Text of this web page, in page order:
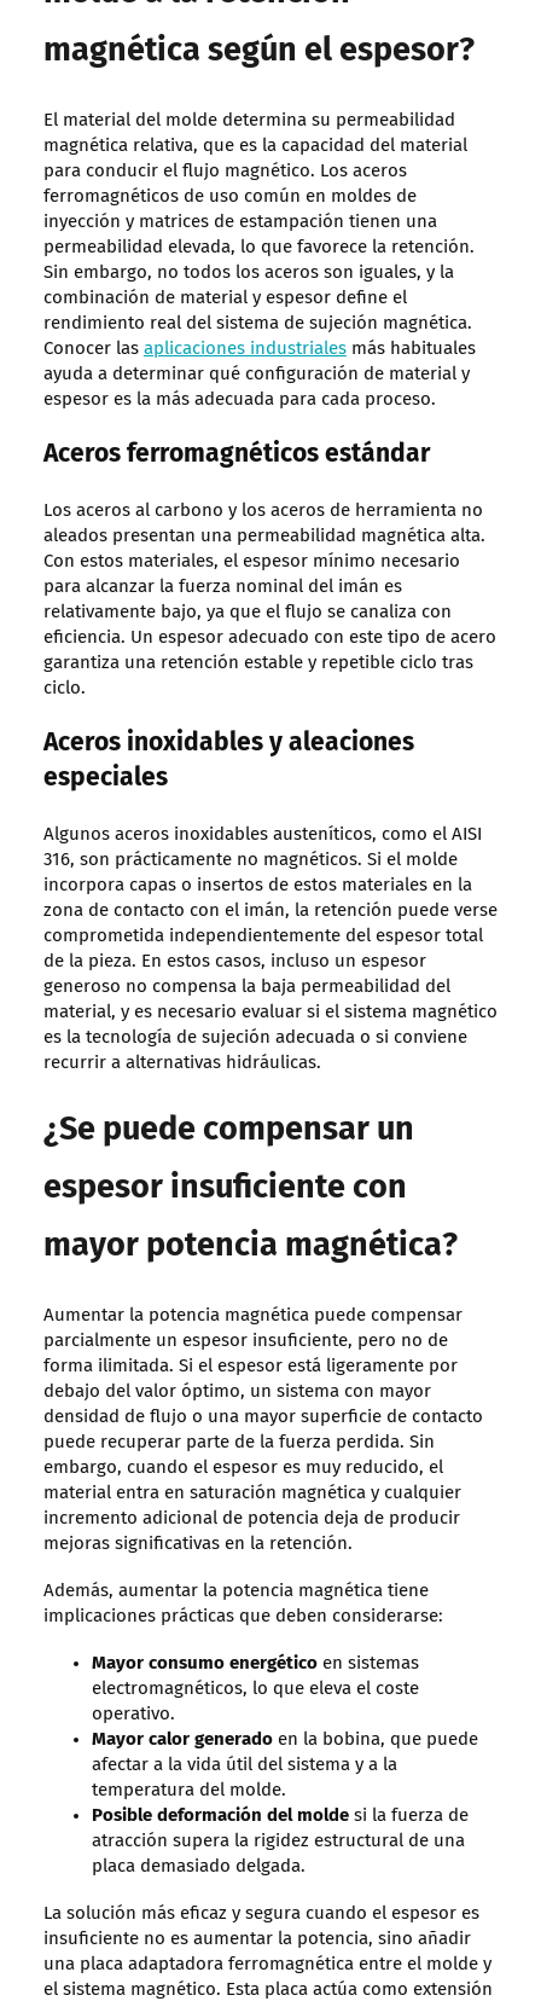
magnética según el espesor?
El material del molde determina su permeabilidad
magnética relativa, que es la capacidad del material
para conducir el flujo magnético. Los aceros
ferromagnéticos de uso común en moldes de
inyección y matrices de estampación tienen una
permeabilidad elevada, lo que favorece la retención.
Sin embargo, no todos los aceros son iguales, y la
combinación de material y espesor define el
rendimiento real del sistema de sujeción magnética.
Conocer las aplicaciones industrialesmás habituales
ayuda a determinar qué configuración de material y
espesor es la más adecuada para cada proceso.
Aceros ferromagnéticos estándar
Los aceros al carbono y los aceros de herramienta no
aleados presentan una permeabilidad magnética alta.
Con estos materiales, el espesor mínimo necesario
para alcanzar la fuerza nominal del imán es
relativamente bajo, ya que el flujo se canaliza con
eficiencia. Un espesor adecuado con este tipo de acero
garantiza una retención estable y repetible ciclo tras
ciclo.
Aceros inoxidables y aleaciones
especiales
Algunos aceros inoxidables austeníticos, como el AISI
316, son prácticamente no magnéticos. Si el molde
incorpora capas o insertos de estos materiales en la
zona de contacto con el imán, la retención puede verse
comprometida independientemente del espesor total
de la pieza. En estos casos, incluso un espesor
generoso no compensa la baja permeabilidad del
material, y es necesario evaluar si el sistema magnético
es la tecnología de sujeción adecuada o si conviene
recurrir a alternativas hidráulicas.
¿Se puede compensar un
espesor insuficiente con
mayor potencia magnética?
Aumentar la potencia magnética puede compensar
parcialmente un espesor insuficiente, pero no de
forma ilimitada. Si el espesor está ligeramente por
debajo del valor óptimo, un sistema con mayor
densidad de flujo o una mayor superficie de contacto
puede recuperar parte de la fuerza perdida. Sin
embargo, cuando el espesor es muy reducido, el
material entra en saturación magnética y cualquier
incremento adicional de potencia deja de producir
mejoras significativas en la retención.
Además, aumentar la potencia magnética tiene
implicaciones prácticas que deben considerarse:
Mayor consumo energéticoen sistemas
electromagnéticos, lo que eleva el coste
operativo.
Mayor calor generadoen la bobina, que puede
afectar a la vida útil del sistema y a la
temperatura del molde.
Posible deformación del moldesi la fuerza de
atracción supera la rigidez estructural de una
placa demasiado delgada.
La solución más eficaz y segura cuando el espesor es
insuficiente no es aumentar la potencia, sino añadir
una placa adaptadora ferromagnética entre el molde y
el sistema magnético. Esta placa actúa como extensión